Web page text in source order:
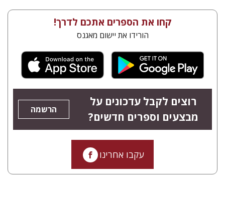
קחו את הספרים אתכם לדרך!
הורידו את יישום מאגנס
רוצים לקבל עדכונים על
מבצעים וספרים חדשים?
הרשמה
עקבו אחרינו